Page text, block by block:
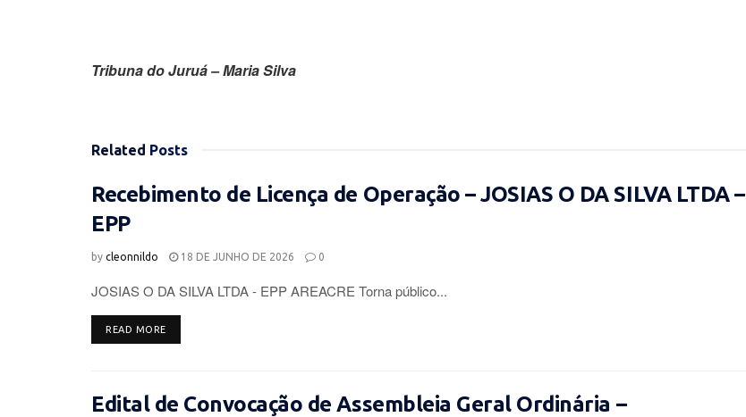
Tribuna do Juruá – Maria Silva
Related Posts
Recebimento de Licença de Operação – JOSIAS O DA SILVA LTDA –
EPP
by cleonnildo 18 DE JUNHO DE 2026 0
JOSIAS O DA SILVA LTDA - EPP AREACRE Torna público...
READ MOREDETAILS
Edital de Convocação de Assembleia Geral Ordinária –